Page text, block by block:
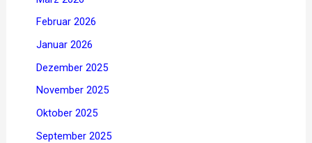
Februar 2026
Januar 2026
Dezember 2025
November 2025
Oktober 2025
September 2025